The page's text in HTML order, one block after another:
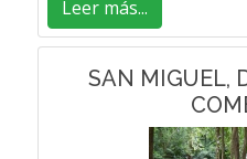
Leer más...
SAN MIGUEL,